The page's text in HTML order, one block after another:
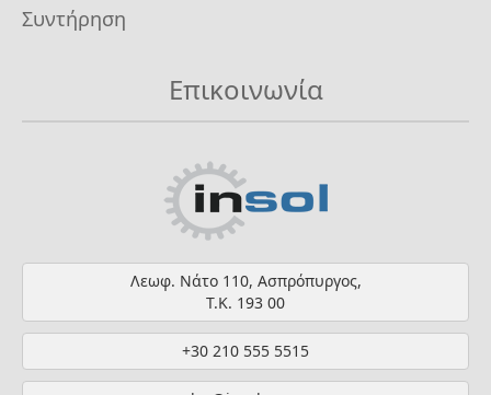
Συντήρηση
Επικοινωνία
Λεωφ. Νάτο 110, Ασπρόπυργος,
Τ.Κ. 193 00
+30 210 555 5515